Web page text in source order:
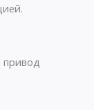
привод